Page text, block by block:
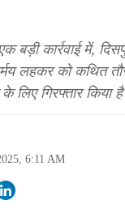
बड़ी कार्रवाई में,
लहकर को कथित
लिए गिरफ्तार किया है
6:11 AM